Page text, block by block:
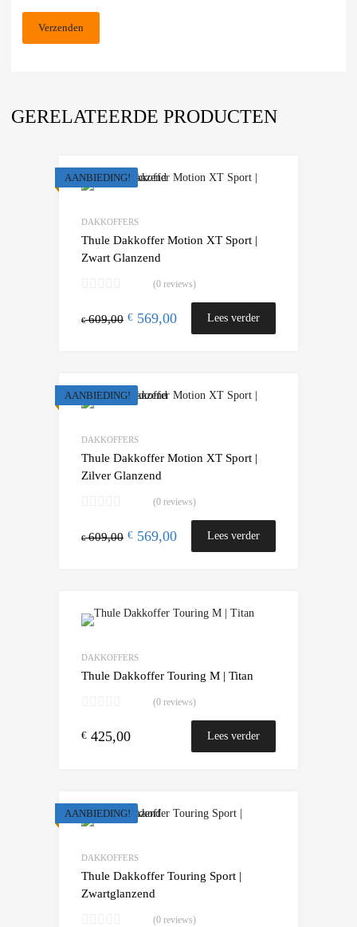
GERELATEERDE PRODUCTEN
AANBIEDING!
DAKKOFFERS
Thule Dakkoffer Motion XT Sport |
Zwart Glanzend
(0 reviews)
€609,00 € 569,00 Lees verder
AANBIEDING!
DAKKOFFERS
Thule Dakkoffer Motion XT Sport |
Zilver Glanzend
(0 reviews)
€609,00 € 569,00 Lees verder
DAKKOFFERS
Thule Dakkoffer Touring M | Titan
(0 reviews)
€ 425,00 Lees verder
AANBIEDING!
DAKKOFFERS
Thule Dakkoffer Touring Sport |
Zwartglanzend
(0 reviews)